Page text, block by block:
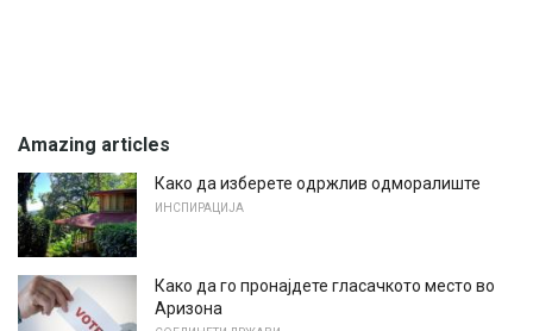
Amazing articles
Како да изберете одржлив одморалиште
ИНСПИРАЦИЈА
Како да го пронајдете гласачкото место во
Аризона